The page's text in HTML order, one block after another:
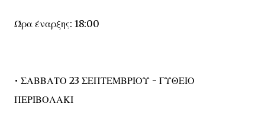
Ώρα έναρξης: 18:00
• ΣΑΒΒΑΤΟ 23 ΣΕΠΤΕΜΒΡΙΟΥ - ΓΥΘΕΙΟ
ΠΕΡΙΒΟΛΑΚΙ